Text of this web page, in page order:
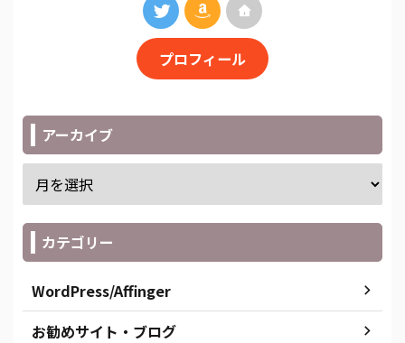
プロフィール
アーカイブ
カテゴリー
WordPress/Affinger
お勧めサイト・ブログ